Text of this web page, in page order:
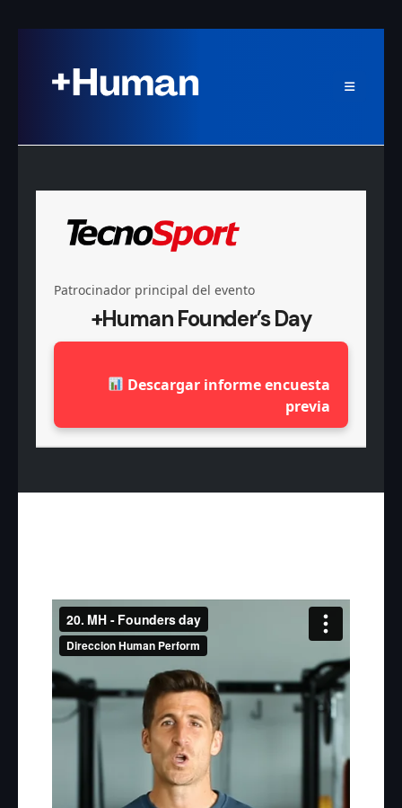
Patrocinador principal del evento
+Human Founder’s Day
Descargar informe encuesta
previa